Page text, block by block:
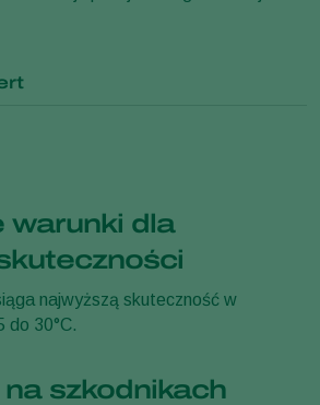
warunki dla
najwyższą skuteczność w
do 30°C.
szkodnikach